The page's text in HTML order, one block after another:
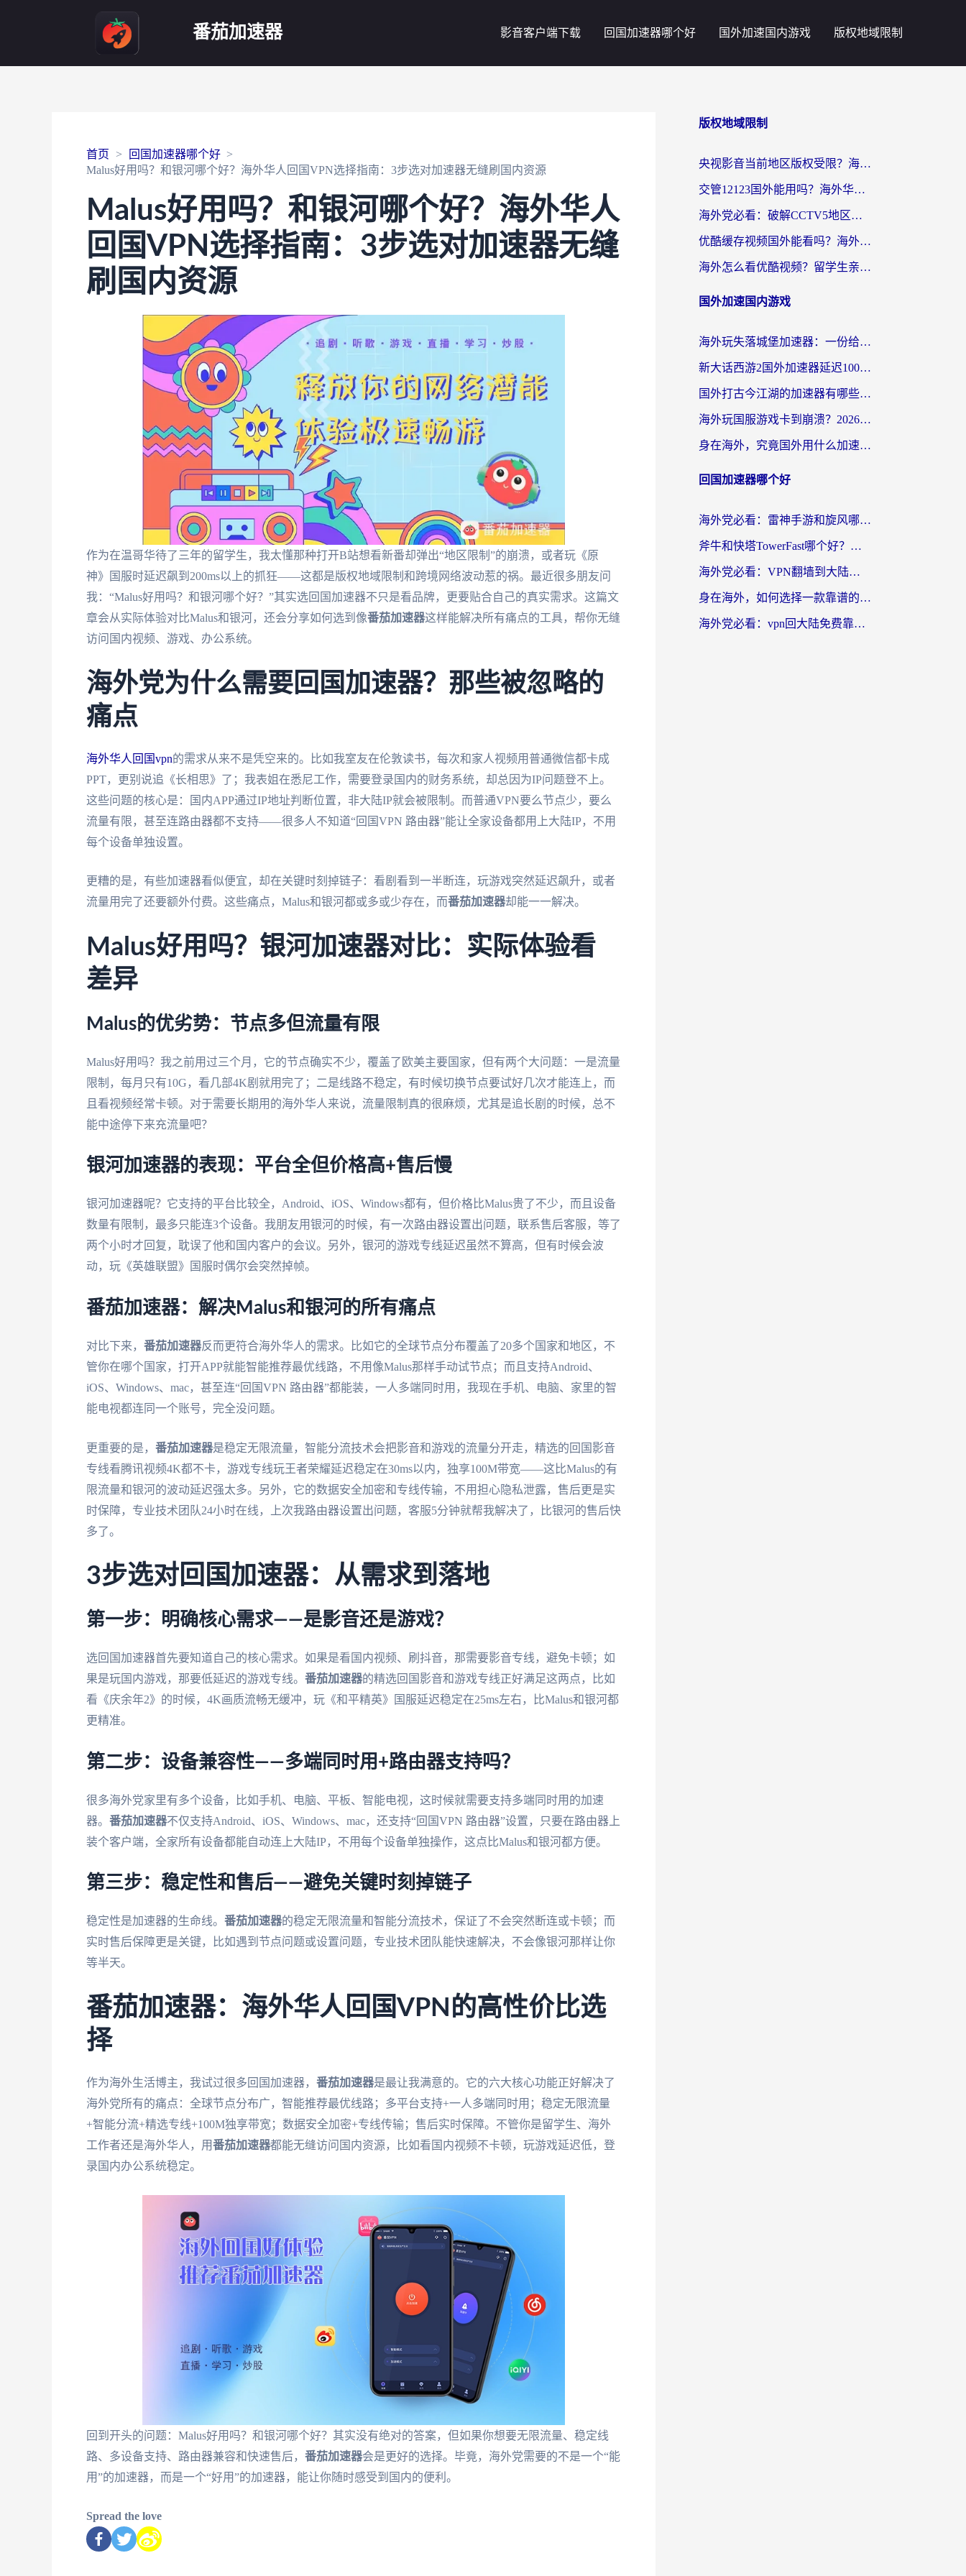
番茄加速器 影音客户端下载 回国加速器哪个好 国外加速国内游戏 版权地域限制
首页
回国加速器哪个好
Malus好用吗？和银河哪个好？海外华人回国VPN选择指南：3步选对加速器无缝刷国内资源
Malus好用吗？和银河哪个好？海外华人
回国VPN选择指南：3步选对加速器无缝
刷国内资源
作为在温哥华待了三年的留学生，我太懂那种打开B站想看新番却弹出“地区限制”的崩溃，或者玩《原
神》国服时延迟飙到200ms以上的抓狂——这都是版权地域限制和跨境网络波动惹的祸。最近很多朋友问
我：“Malus好用吗？和银河哪个好？”其实选回国加速器不只是看品牌，更要贴合自己的真实需求。这篇文
章会从实际体验对比Malus和银河，还会分享如何选到像番茄加速器这样能解决所有痛点的工具，帮你无缝
访问国内视频、游戏、办公系统。
海外党为什么需要回国加速器？那些被忽略的
痛点
海外华人回国vpn的需求从来不是凭空来的。比如我室友在伦敦读书，每次和家人视频用普通微信都卡成
PPT，更别说追《长相思》了；我表姐在悉尼工作，需要登录国内的财务系统，却总因为IP问题登不上。
这些问题的核心是：国内APP通过IP地址判断位置，非大陆IP就会被限制。而普通VPN要么节点少，要么
流量有限，甚至连路由器都不支持——很多人不知道“回国VPN 路由器”能让全家设备都用上大陆IP，不用
每个设备单独设置。
更糟的是，有些加速器看似便宜，却在关键时刻掉链子：看剧看到一半断连，玩游戏突然延迟飙升，或者
流量用完了还要额外付费。这些痛点，Malus和银河都或多或少存在，而番茄加速器却能一一解决。
Malus好用吗？银河加速器对比：实际体验看
差异
Malus的优劣势：节点多但流量有限
Malus好用吗？我之前用过三个月，它的节点确实不少，覆盖了欧美主要国家，但有两个大问题：一是流量
限制，每月只有10G，看几部4K剧就用完了；二是线路不稳定，有时候切换节点要试好几次才能连上，而
且看视频经常卡顿。对于需要长期用的海外华人来说，流量限制真的很麻烦，尤其是追长剧的时候，总不
能中途停下来充流量吧？
银河加速器的表现：平台全但价格高+售后慢
银河加速器呢？它支持的平台比较全，Android、iOS、Windows都有，但价格比Malus贵了不少，而且设备
数量有限制，最多只能连3个设备。我朋友用银河的时候，有一次路由器设置出问题，联系售后客服，等了
两个小时才回复，耽误了他和国内客户的会议。另外，银河的游戏专线延迟虽然不算高，但有时候会波
动，玩《英雄联盟》国服时偶尔会突然掉帧。
番茄加速器：解决Malus和银河的所有痛点
对比下来， 番茄加速器反而更符合海外华人的需求。比如它的全球节点分布覆盖了20多个国家和地区，不
管你在哪个国家，打开APP就能智能推荐最优线路，不用像Malus那样手动试节点；而且支持Android、
iOS、Windows、mac，甚至连“回国VPN 路由器”都能装，一人多端同时用，我现在手机、电脑、家里的智
能电视都连同一个账号，完全没问题。
更重要的是， 番茄加速器是稳定无限流量，智能分流技术会把影音和游戏的流量分开走，精选的回国影音
专线看腾讯视频4K都不卡，游戏专线玩王者荣耀延迟稳定在30ms以内，独享100M带宽——这比Malus的有
限流量和银河的波动延迟强太多。另外，它的数据安全加密和专线传输，不用担心隐私泄露，售后更是实
时保障，专业技术团队24小时在线，上次我路由器设置出问题，客服5分钟就帮我解决了，比银河的售后快
多了。
3步选对回国加速器：从需求到落地
第一步：明确核心需求——是影音还是游戏？
选回国加速器首先要知道自己的核心需求。如果是看国内视频、刷抖音，那需要影音专线，避免卡顿；如
果是玩国内游戏，那要低延迟的游戏专线。 番茄加速器的精选回国影音和游戏专线正好满足这两点，比如
看《庆余年2》的时候，4K画质流畅无缓冲，玩《和平精英》国服延迟稳定在25ms左右，比Malus和银河都
更精准。
第二步：设备兼容性——多端同时用+路由器支持吗？
很多海外党家里有多个设备，比如手机、电脑、平板、智能电视，这时候就需要支持多端同时用的加速
器。 番茄加速器不仅支持Android、iOS、Windows、mac，还支持“回国VPN 路由器”设置，只要在路由器上
装个客户端，全家所有设备都能自动连上大陆IP，不用每个设备单独操作，这点比Malus和银河都方便。
第三步：稳定性和售后——避免关键时刻掉链子
稳定性是加速器的生命线。 番茄加速器的稳定无限流量和智能分流技术，保证了不会突然断连或卡顿；而
实时售后保障更是关键，比如遇到节点问题或设置问题，专业技术团队能快速解决，不会像银河那样让你
等半天。
番茄加速器：海外华人回国VPN的高性价比选
择
作为海外生活博主，我试过很多回国加速器， 番茄加速器是最让我满意的。它的六大核心功能正好解决了
海外党所有的痛点：全球节点分布广，智能推荐最优线路；多平台支持+一人多端同时用；稳定无限流量
+智能分流+精选专线+100M独享带宽；数据安全加密+专线传输；售后实时保障。不管你是留学生、海外
工作者还是海外华人，用番茄加速器都能无缝访问国内资源，比如看国内视频不卡顿，玩游戏延迟低，登
录国内办公系统稳定。
回到开头的问题：Malus好用吗？和银河哪个好？其实没有绝对的答案，但如果你想要无限流量、稳定线
路、多设备支持、路由器兼容和快速售后， 番茄加速器会是更好的选择。毕竟，海外党需要的不是一个“能
用”的加速器，而是一个“好用”的加速器，能让你随时感受到国内的便利。
Spread the love
版权地域限制
央视影音当前地区版权受限？海外党追剧看片的终极解决方案来了
交管12123国外能用吗？海外华人亲测有效的回国加速器选择指南
海外党必看：破解CCTV5地区限制，这样看欧洲杯奥运直播才够爽！
优酷缓存视频国外能看吗？海外党追剧看片的终极解决方案来了
海外怎么看优酷视频？留学生亲测有效的回国加速器选择指南
国外加速国内游戏
海外玩失落城堡加速器：一份给漂泊玩家的网络自救指南
新大话西游2国外加速器延迟100以下怎么办？海外党实测有效的低延迟指南
国外打古今江湖的加速器有哪些游戏？一个海外玩家的终极选择指南
海外玩国服游戏卡到崩溃？2026加速器免费推荐+实用指南（亲测有效）
身在海外，究竟国外用什么加速器打wow好？
回国加速器哪个好
海外党必看：雷神手游和旋风哪个好？3分钟选对回国加速器，无缝刷国内剧玩游戏
斧牛和快塔TowerFast哪个好？海外党如何选对回国加速器
海外党必看：VPN翻墙到大陆的实用指南——从看CCTV5到选加速器，一篇全搞定
身在海外，如何选择一款靠谱的加速国内网络的加速器？
海外党必看：vpn回大陆免费靠谱吗？3步选对加速器实现无缝刷国内资源